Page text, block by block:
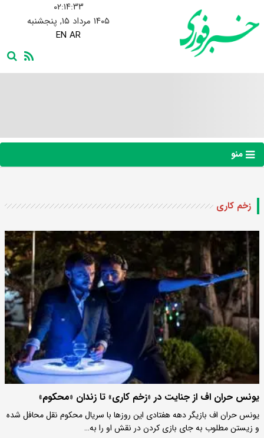
۰۲:۱۴:۳۴
۱۴۰۵ مرداد ۱۵, پنجشنبه
EN AR
منو
زخم کاری
یونس حران اف از جنایت در «زخم کاری» تا زندان «محکوم»
یونس حران اف بازیگر دهه هفتادی این روزها با سریال محکوم نقل محافل شده
و زیستن مطلوب به جای بازی کردن در نقش او را به…